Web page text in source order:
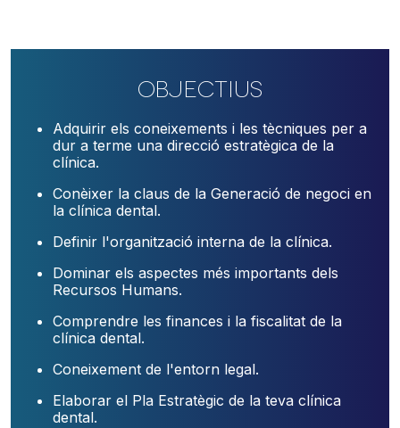
Objectius
Adquirir els coneixements i les tècniques per a
dur a terme una direcció estratègica de la
clínica.
Conèixer la claus de la Generació de negoci en
la clínica dental.
Definir l'organització interna de la clínica.
Dominar els aspectes més importants dels
Recursos Humans.
Comprendre les finances i la fiscalitat de la
clínica dental.
Coneixement de l'entorn legal.
Elaborar el Pla Estratègic de la teva clínica
dental.